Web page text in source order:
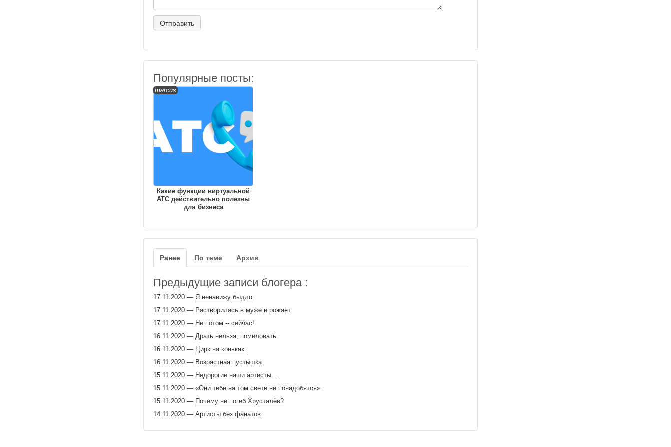
Популярные посты:
marcus
Какие функции виртуальной
АТС действительно полезны
для бизнеса
Ранее По теме Архив
Предыдущие записи блогера :
17.11.2020 — Я ненавижу быдло
17.11.2020 — Растворилась в муже и рожает
17.11.2020 — Не потом -- сейчас!
16.11.2020 — Драть нельзя, помиловать
16.11.2020 — Цирк на коньках
16.11.2020 — Возрастная пустышка
15.11.2020 — Недорогие наши артисты...
15.11.2020 — «Они тебе на том свете не понадобятся»
15.11.2020 — Почему не погиб Хрусталёв?
14.11.2020 — Артисты без фанатов